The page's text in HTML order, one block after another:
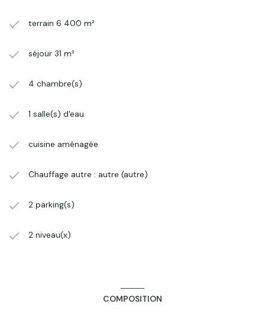
terrain 6 400 m²
séjour 31 m²
4 chambre(s)
1 salle(s) d'eau
cuisine aménagée
Chauffage autre : autre (autre)
2 parking(s)
2 niveau(x)
COMPOSITION